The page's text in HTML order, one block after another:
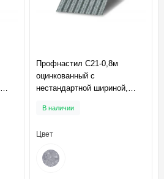
Профнастил C21-0,8м
оцинкованный с
нестандартной шириной,
В наличии
Цвет